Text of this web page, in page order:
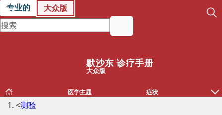
专业的 大众版
默沙东 诊疗手册
大众版
医学主题 症状
<测验